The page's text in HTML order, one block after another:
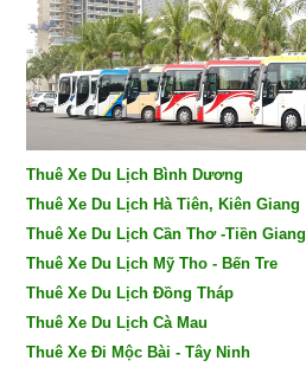
Thuê Xe Du Lịch Bình Dương
Thuê Xe Du Lịch Hà Tiên, Kiên Giang
Thuê Xe Du Lịch Cần Thơ -Tiền Giang
Thuê Xe Du Lịch Mỹ Tho - Bến Tre
Thuê Xe Du Lịch Đồng Tháp
Thuê Xe Du Lịch Cà Mau
Thuê Xe Đi Mộc Bài - Tây Ninh